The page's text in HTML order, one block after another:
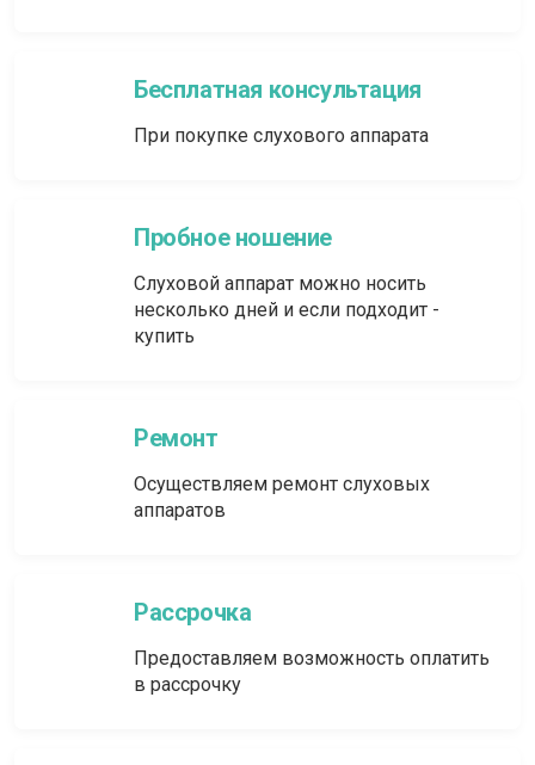
Бесплатная консультация
При покупке слухового аппарата
Пробное ношение
Слуховой аппарат можно носить
несколько дней и если подходит -
купить
Ремонт
Осуществляем ремонт слуховых
аппаратов
Рассрочка
Предоставляем возможность оплатить
в рассрочку